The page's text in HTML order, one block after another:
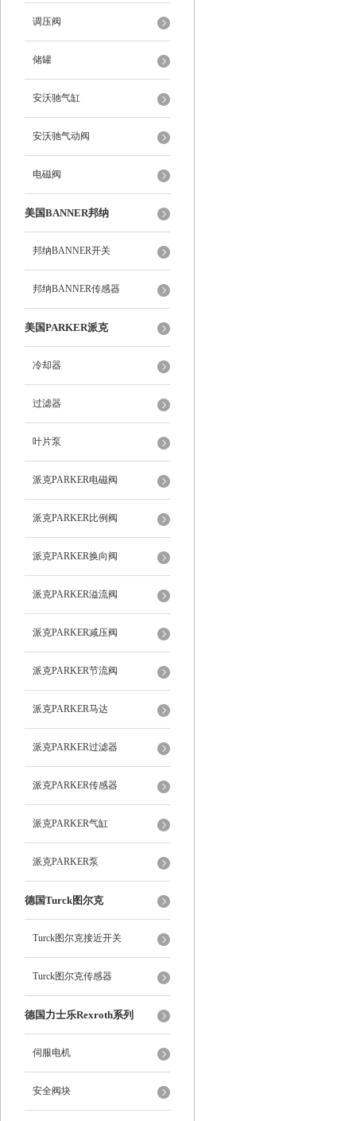
调压阀
储罐
安沃驰气缸
安沃驰气动阀
电磁阀
美国BANNER邦纳
邦纳BANNER开关
邦纳BANNER传感器
美国PARKER派克
冷却器
过滤器
叶片泵
派克PARKER电磁阀
派克PARKER比例阀
派克PARKER换向阀
派克PARKER溢流阀
派克PARKER减压阀
派克PARKER节流阀
派克PARKER马达
派克PARKER过滤器
派克PARKER传感器
派克PARKER气缸
派克PARKER泵
德国Turck图尔克
Turck图尔克接近开关
Turck图尔克传感器
德国力士乐Rexroth系列
伺服电机
安全阀块